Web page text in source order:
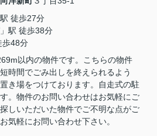
駅 徒歩27分
」駅 徒歩38分
歩48分
以内の物件です。こちらの物件
時間でごみ出しを終えられるよう
き場をつけております。自走式の駐
。物件のお問い合わせはお気軽にご
しいただいた物件でご不明な点がご
気軽にお問い合わせ下さい。